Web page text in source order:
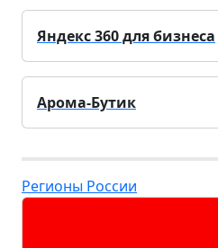
Яндекс 360 для бизнеса
Арома-Бутик
Регионы России